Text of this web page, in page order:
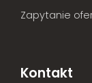
Zapytanie
Kontakt